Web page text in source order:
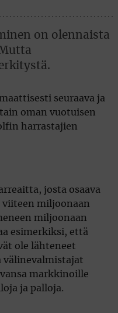
on olennaista
seuraava ja
oman vuotuisen
harrastajien
josta osaava
miljoonaan
miljoonaan
esimerkiksi, että
ole lähteneet
välinevalmistajat
markkinoille
ja palloja.